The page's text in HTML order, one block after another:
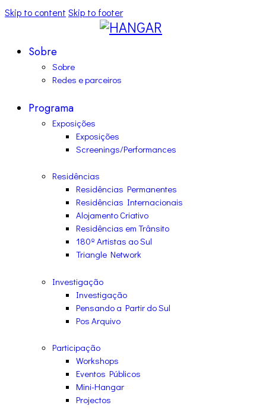
Skip to content Skip to footer
Sobre
Sobre
Redes e parceiros
Programa
Exposições
Exposições
Screenings/Performances
Residências
Residências Permanentes
Residências Internacionais
Alojamento Criativo
Residências em Trânsito
180º Artistas ao Sul
Triangle Network
Investigação
Investigação
Pensando a Partir do Sul
Pos Arquivo
Participação
Workshops
Eventos Públicos
Mini-Hangar
Projectos